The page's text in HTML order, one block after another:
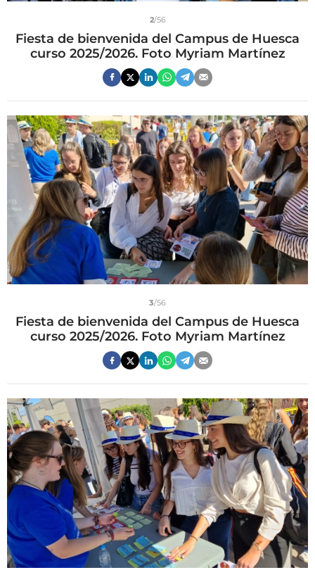
2/56
Fiesta de bienvenida del Campus de Huesca
curso 2025/2026. Foto Myriam Martínez
3/56
Fiesta de bienvenida del Campus de Huesca
curso 2025/2026. Foto Myriam Martínez